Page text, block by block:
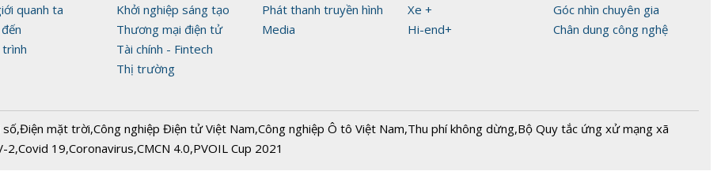
quanh ta
trình
Khởi nghiệp sáng tạo
Thương mại điện tử
Tài chính - Fintech
Thị trường
Phát thanh truyền hình
Media
Xe +
Hi-end+
Góc nhìn chuyên gia
Chân dung công nghệ
số,Điện mặt trời,Công nghiệp Điện tử Việt Nam,Công nghiệp Ô tô Việt Nam,Thu phí không dừng,Bộ Quy tắc ứng xử mạng xã
2,Covid 19,Coronavirus,CMCN 4.0,PVOIL Cup 2021